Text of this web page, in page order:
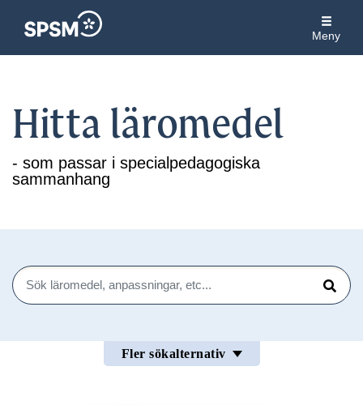
Meny
Hitta läromedel
- som passar i specialpedagogiska
sammanhang
Sök
Sök
Fler sökalternativ